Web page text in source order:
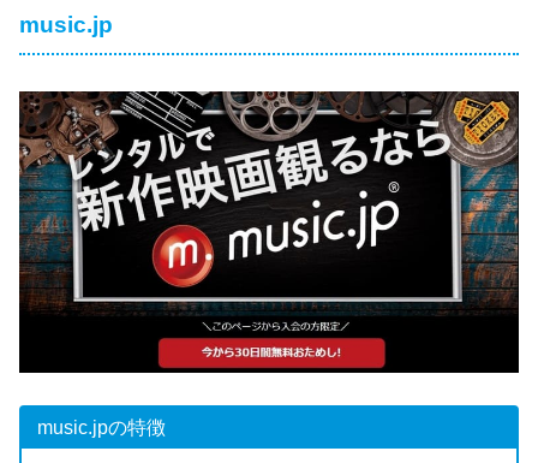
music.jp
music.jpの特徴